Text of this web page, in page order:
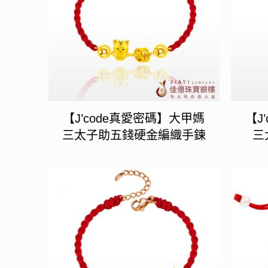
【J’code真愛密碼】大甲媽
三太子助五錢硬金編織手鍊
【
三